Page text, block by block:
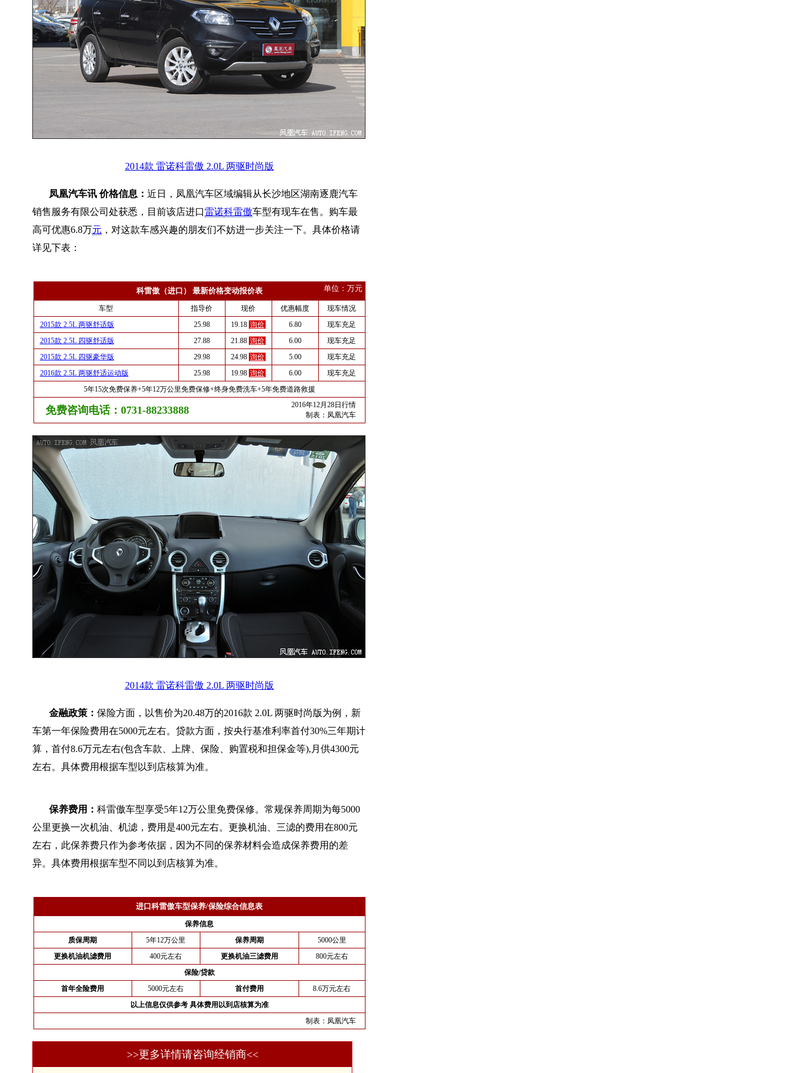
2014款 雷诺科雷傲 2.0L 两驱时尚版
凤凰汽车讯 价格信息： 近日，凤凰汽车区域编辑从长沙地区湖南逐鹿汽车
销售服务有限公司处获悉，目前该店进口雷诺科雷傲车型有现车在售。购车最
高可优惠6.8万元 ，对这款车感兴趣的朋友们不妨进一步关注一下。具体价格请
详见下表：
科雷傲（进口） 最新价格变动报价表 单位：万元
车型 指导价 现价 优惠幅度
现车情况
2015款 2.5L 两驱舒适版
25.98 19.18 询价 6.80
现车充足
2015款 2.5L 四驱舒适版
27.88 21.88 询价 6.00
现车充足
2015款 2.5L 四驱豪华版
29.98 24.98 询价 5.00
现车充足
2016款 2.5L 两驱舒适运动版
25.98 19.98 询价 6.00
现车充足
5年15次免费保养+5年12万公里免费保修+终身免费洗车+5年免费道路救援
免费咨询电话：0731-88233888
2016年12月28日行情
制表： 凤凰汽车
2014款 雷诺科雷傲 2.0L 两驱时尚版
金融政策： 保险方面，以售价为20.48万的2016款 2.0L 两驱时尚版为例，新
车第一年保险费用在5000元左右。贷款方面，按央行基准利率首付30%三年期计
算，首付8.6万元左右(包含车款、上牌、保险、购置税和担保金等),月供4300元
左右。具体费用根据车型以到店核算为准。
保养费用： 科雷傲车型享受5年12万公里免费保修。常规保养周期为每5000
公里更换一次机油、机滤，费用是400元左右。更换机油、三滤的费用在800元
左右，此保养费只作为参考依据，因为不同的保养材料会造成保养费用的差
异。具体费用根据车型不同以到店核算为准。
进口科雷傲车型保养/保险综合信息表
保养信息
质保周期
5年12万公里 保养周期
5000公里
更换机油机滤费用
400元左右 更换机油三滤费用
800元左右
保险/贷款
首年全险费用
5000元左右 首付费用
8.6万元左右
以上信息仅供参考 具体费用以到店核算为准
制表： 凤凰汽车
>>更多详情请咨询经销商<<